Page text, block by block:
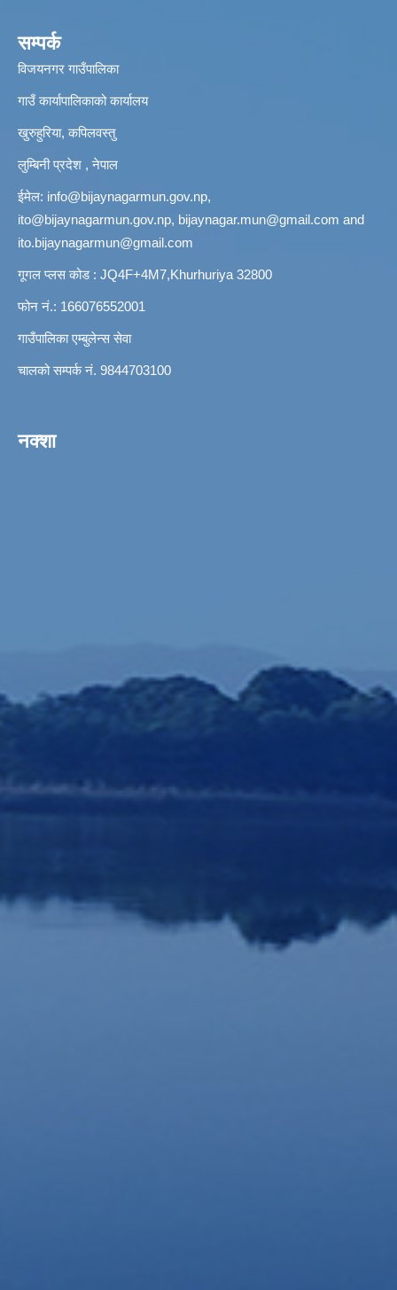
सम्पर्क
विजयनगर गाउँपालिका
गाउँ कार्यापालिकाको कार्यालय
खुरुहुरिया, कपिलवस्तु
लुम्बिनी प्रदेश , नेपाल
ईमेल: info@bijaynagarmun.gov.np,
ito@bijaynagarmun.gov.np, bijaynagar.mun@gmail.com and
ito.bijaynagarmun@gmail.com
गूगल प्लस कोड : JQ4F+4M7,Khurhuriya 32800
फोन नं.: 166076552001
गाउँपालिका एम्बुलेन्स सेवा
चालको सम्पर्क नं. 9844703100
नक्शा